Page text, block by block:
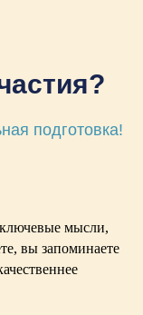
подготовка!
мысли,
вы запоминаете